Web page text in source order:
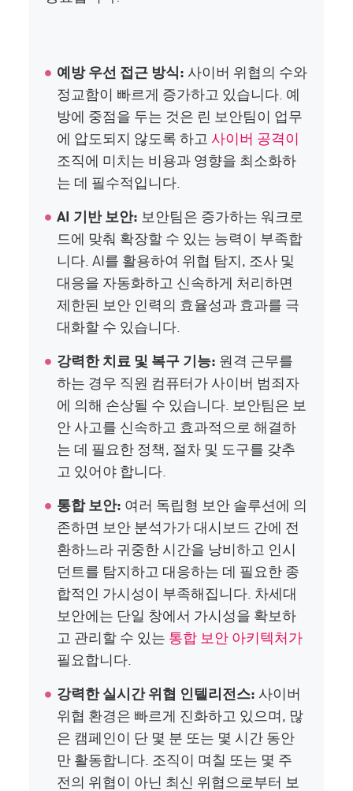
예방 우선 접근 방식: 사이버 위협의 수와
정교함이 빠르게 증가하고 있습니다. 예
방에 중점을 두는 것은 린 보안팀이 업무
에 압도되지 않도록 하고사이버 공격이
조직에 미치는 비용과 영향을 최소화하
는 데 필수적입니다.
AI 기반 보안: 보안팀은 증가하는 워크로
드에 맞춰 확장할 수 있는 능력이 부족합
니다. AI를 활용하여 위협 탐지, 조사 및
대응을 자동화하고 신속하게 처리하면
제한된 보안 인력의 효율성과 효과를 극
대화할 수 있습니다.
강력한 치료 및 복구 기능: 원격 근무를
하는 경우 직원 컴퓨터가 사이버 범죄자
에 의해 손상될 수 있습니다. 보안팀은 보
안 사고를 신속하고 효과적으로 해결하
는 데 필요한 정책, 절차 및 도구를 갖추
고 있어야 합니다.
통합 보안: 여러 독립형 보안 솔루션에 의
존하면 보안 분석가가 대시보드 간에 전
환하느라 귀중한 시간을 낭비하고 인시
던트를 탐지하고 대응하는 데 필요한 종
합적인 가시성이 부족해집니다. 차세대
보안에는 단일 창에서 가시성을 확보하
고 관리할 수 있는 통합 보안 아키텍처가
필요합니다.
강력한 실시간 위협 인텔리전스: 사이버
위협 환경은 빠르게 진화하고 있으며, 많
은 캠페인이 단 몇 분 또는 몇 시간 동안
만 활동합니다. 조직이 며칠 또는 몇 주
전의 위협이 아닌 최신 위협으로부터 보